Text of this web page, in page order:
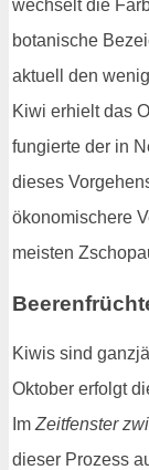
wechselt die
botanische
aktuell den
Kiwi erhielt das
fungierte der in
dieses
ökonomischere
meisten
Kiwis sind
Oktober erfolgt
Im Zeitfenster
dieser Prozess